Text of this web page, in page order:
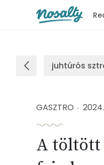
juhtúrós
GASZTRO
A töltött